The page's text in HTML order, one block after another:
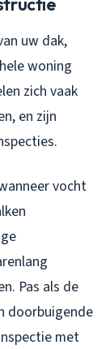
uw dak,
woning
zich vaak
en zijn
vocht
Pas als de
doorbuigende
met